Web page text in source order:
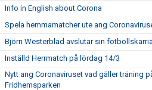
Info in English about Corona
Spela hemmamatcher ute ang
Björn Westerblad avslutar sin
Inställd Herrmatch på lördag 14/3
Nytt ang Coronaviruset vad gäller träning
Fridhemsparken